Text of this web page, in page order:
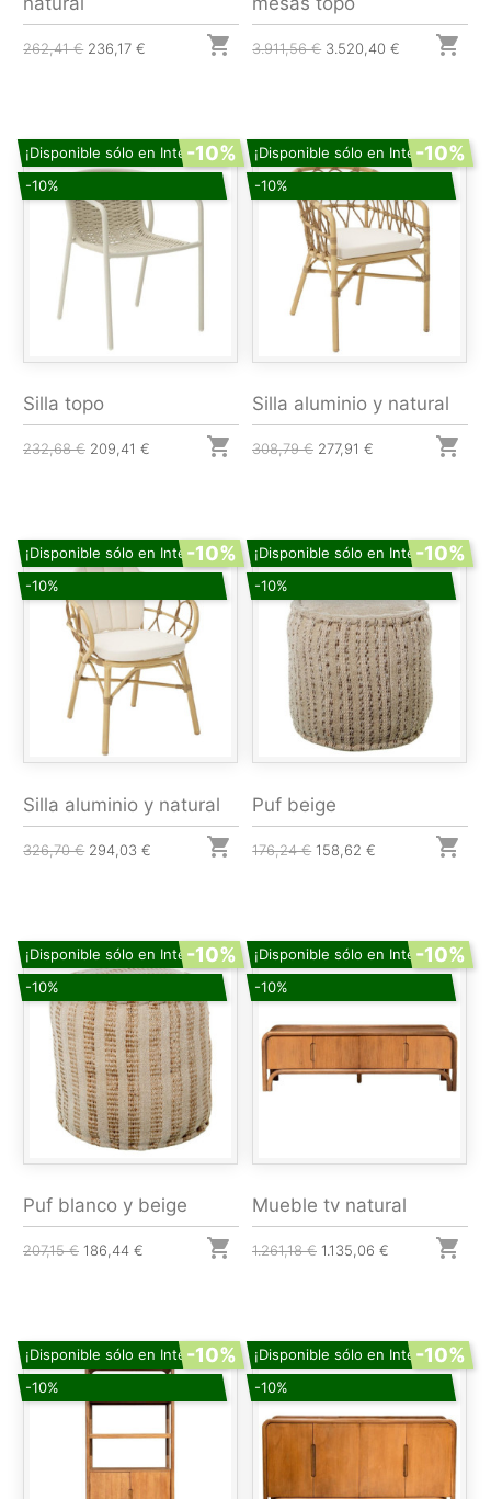
262,41 € 236,17 €  3.911,56 € 3.520,40 € 
¡Disponible sólo en Internet!
-10%
-10%
Silla topo
232,68 € 209,41 € 
¡Disponible sólo en Internet!
-10%
-10%
Silla aluminio y natural
308,79 € 277,91 € 
¡Disponible sólo en Internet!
-10%
-10%
Silla aluminio y natural
326,70 € 294,03 € 
¡Disponible sólo en Internet!
-10%
-10%
Puf beige
176,24 € 158,62 € 
¡Disponible sólo en Internet!
-10%
-10%
Puf blanco y beige
207,15 € 186,44 € 
¡Disponible sólo en Internet!
-10%
-10%
Mueble tv natural
1.261,18 € 1.135,06 € 
¡Disponible sólo en Internet!
-10%
-10%
¡Disponible sólo en Internet!
-10%
-10%